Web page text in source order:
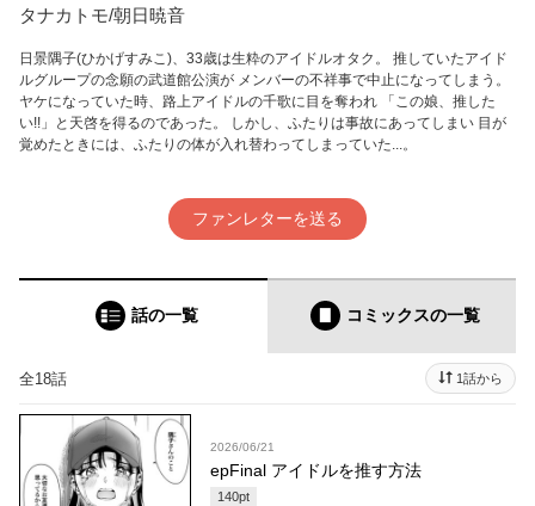
タナカトモ/朝日暁音
日景隅子(ひかげすみこ)、33歳は生粋のアイドルオタク。 推していたアイド
ルグループの念願の武道館公演が メンバーの不祥事で中止になってしまう。
ヤケになっていた時、路上アイドルの千歌に目を奪われ 「この娘、推した
い!!」と天啓を得るのであった。 しかし、ふたりは事故にあってしまい 目が
覚めたときには、ふたりの体が入れ替わってしまっていた...。
ファンレターを送る
話の一覧 コミックスの一覧
全18話 1話から
2026/06/21
epFinal アイドルを推す方法
140pt